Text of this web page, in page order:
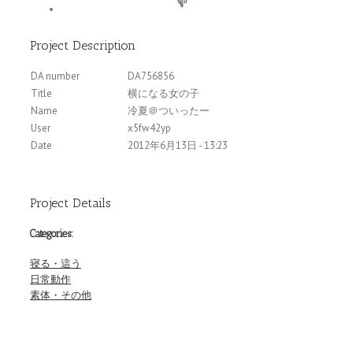
Project Description
DA number
DA756856
Title
横になる女の子
Name
冷夏＠ついったー
User
x5fw42yp
Date
2012年6月13日 - 13:23
Project Details
Categories:
寝る・這う
日常動作
素体・その他